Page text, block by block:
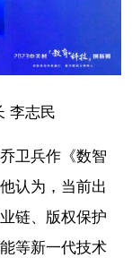
李志民
卫兵作《数智
认为，当前出
链、版权保护
等新一代技术